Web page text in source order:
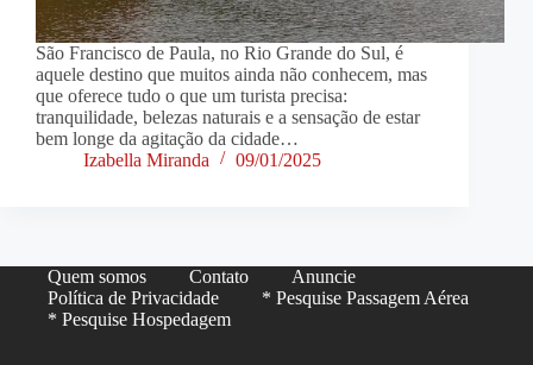
São Francisco de Paula, no Rio Grande do Sul, é
aquele destino que muitos ainda não conhecem, mas
que oferece tudo o que um turista precisa:
tranquilidade, belezas naturais e a sensação de estar
bem longe da agitação da cidade…
Izabella Miranda
09/01/2025
Quem somos Contato
Anuncie
Política de Privacidade
* Pesquise Passagem Aérea
* Pesquise Hospedagem